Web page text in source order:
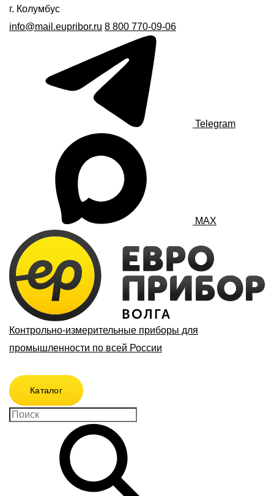
г. Колумбус
info@mail.eupribor.ru 8 800 770-09-06
Telegram
MAX
Контрольно-измерительные приборы для
промышленности по всей России
Каталог